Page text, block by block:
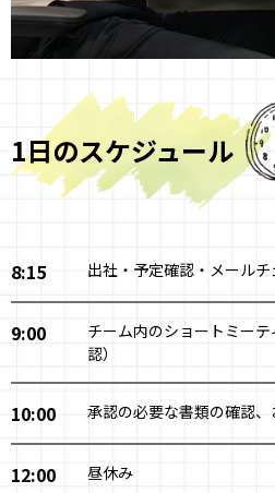
1日のスケジュール
8:15 出社・予定確認・メールチ
9:00
チーム内のショートミー
認）
10:00 承認の必要な書類の確認
12:00 昼休み